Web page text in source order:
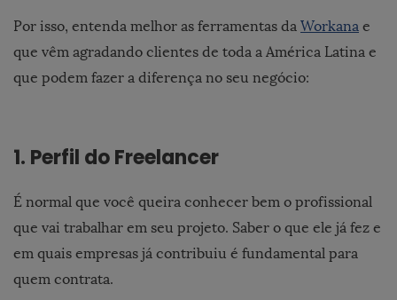
Por isso, entenda melhor as ferramentas da Workana e
que vêm agradando clientes de toda a América Latina e
que podem fazer a diferença no seu negócio:
1. Perfil do Freelancer
É normal que você queira conhecer bem o profissional
que vai trabalhar em seu projeto. Saber o que ele já fez e
em quais empresas já contribuiu é fundamental para
quem contrata.